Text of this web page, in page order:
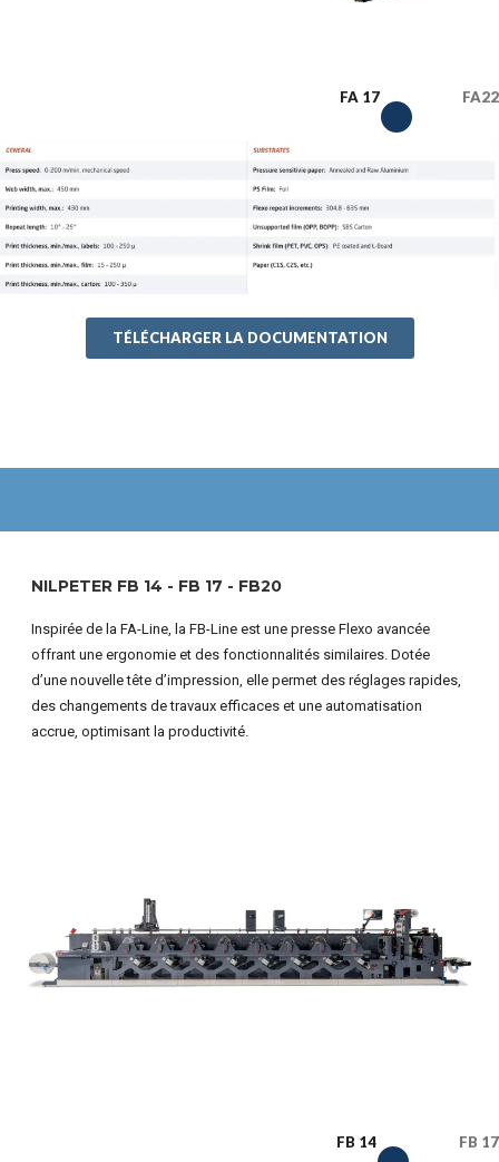
FA 17 FA22
TÉLÉCHARGER LA DOCUMENTATION
NILPETER FB 14 - FB 17 - FB20
Inspirée de la FA-Line, la FB-Line est une presse Flexo avancée
offrant une ergonomie et des fonctionnalités similaires. Dotée
d’une nouvelle tête d’impression, elle permet des réglages rapides,
des changements de travaux efficaces et une automatisation
accrue, optimisant la productivité.
FB 14 FB 17